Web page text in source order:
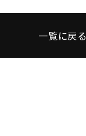
一覧に戻る